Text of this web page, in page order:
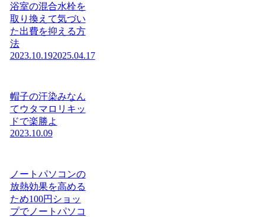
浴室の混合水栓を
取り換えて気づい
た出費を抑える方
法
2023.10.192025.04.17
帽子の汗染みなん
てウタマロリキッ
ドで楽勝よ
2023.10.09
ノートパソコンの
放熱効果を高める
ため100円ショッ
プでノートパソコ